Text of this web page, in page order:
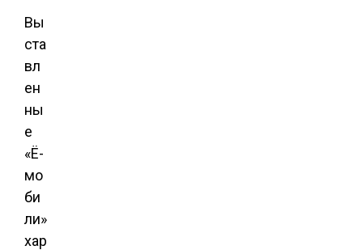
Вы
ста
вл
ен
ны
е
«Ё-
мо
би
ли»
хар